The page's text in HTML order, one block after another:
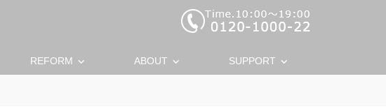
REFORM keyboard_arrow_down ABOUT keyboard_arrow_down SUPPORT keyboard_arrow_down